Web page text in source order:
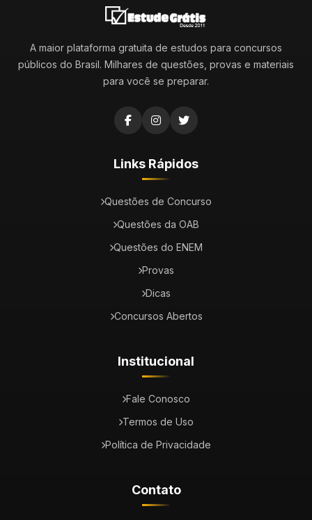
A maior plataforma gratuita de estudos para concursos
públicos do Brasil. Milhares de questões, provas e materiais
para você se preparar.
Links Rápidos
Questões de Concurso
Questões da OAB
Questões do ENEM
Provas
Dicas
Concursos Abertos
Institucional
Fale Conosco
Termos de Uso
Política de Privacidade
Contato